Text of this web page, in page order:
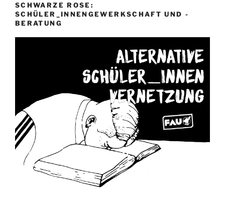
SCHWARZE ROSE:
SCHÜLER_INNENGEWERKSCHAFT UND -
BERATUNG